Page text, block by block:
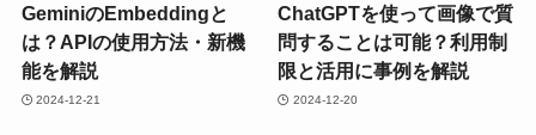
GeminiのEmbeddingと
は？APIの使用方法・新機
能を解説
2024-12-21
ChatGPTを使って画像で質
問することは可能？利用制
限と活用に事例を解説
2024-12-20